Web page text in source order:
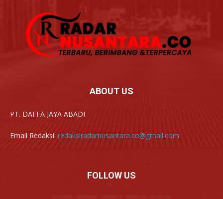
ABOUT US
PT. DAFFA JAYA ABADI
Email Redaksi: redaksiradarnusantara.co@gmail.com
FOLLOW US